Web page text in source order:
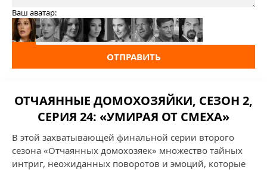
Ваш аватар:
ОТПРАВИТЬ
ОТЧАЯННЫЕ ДОМОХОЗЯЙКИ, СЕЗОН 2,
СЕРИЯ 24: «УМИРАЯ ОТ СМЕХА»
В этой захватывающей финальной серии второго
сезона «Отчаянных домохозяек» множество тайных
интриг, неожиданных поворотов и эмоций, которые